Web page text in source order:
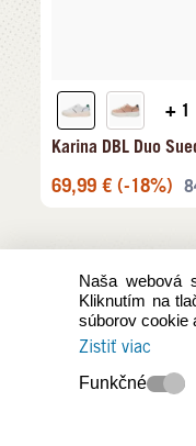
+ 1
Karina DBL Duo
69,99 € (-18%)
Naša webová
Kliknutím na
súborov cookie
Zistiť viac
Funkčné